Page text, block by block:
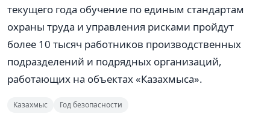
текущего года обучение по единым стандартам
охраны труда и управления рисками пройдут
более 10 тысяч работников производственных
подразделений и подрядных организаций,
работающих на объектах «Казахмыса».
Казахмыс Год безопасности